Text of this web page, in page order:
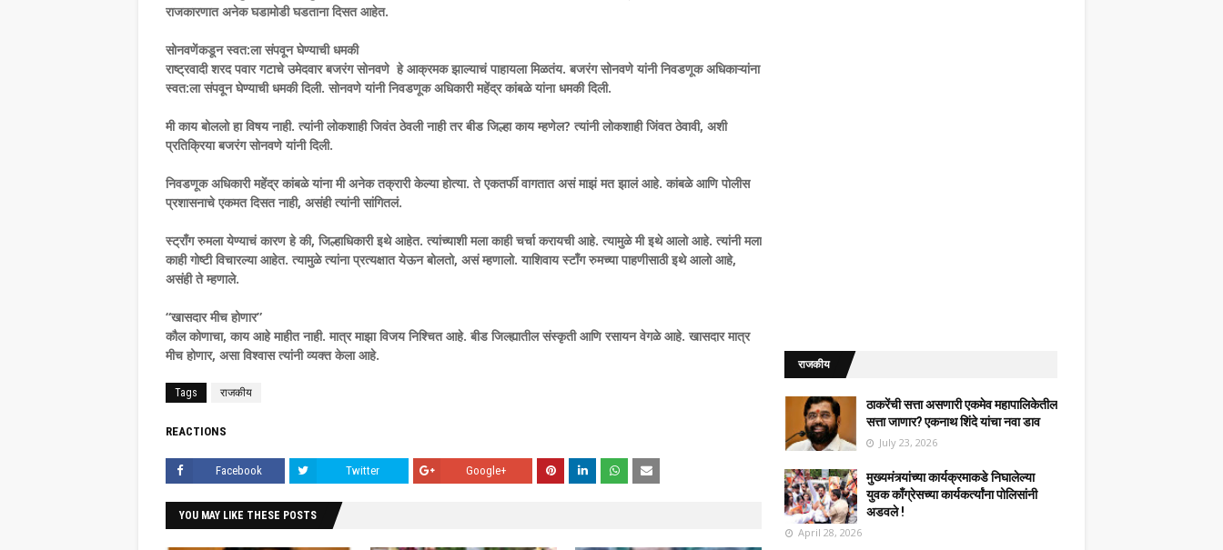
राजकारणात अनेक घडामोडी घडताना दिसत आहेत.
सोनवणेंकडून स्वत:ला संपवून घेण्याची धमकी
राष्ट्रवादी शरद पवार गटाचे उमेदवार बजरंग सोनवणे हे आक्रमक झाल्याचं पाहायला मिळतंय. बजरंग सोनवणे यांनी निवडणूक अधिकाऱ्यांना
स्वत:ला संपवून घेण्याची धमकी दिली. सोनवणे यांनी निवडणूक अधिकारी महेंद्र कांबळे यांना धमकी दिली.
मी काय बोललो हा विषय नाही. त्यांनी लोकशाही जिवंत ठेवली नाही तर बीड जिल्हा काय म्हणेल? त्यांनी लोकशाही जिंवत ठेवावी, अशी
प्रतिक्रिया बजरंग सोनवणे यांनी दिली.
निवडणूक अधिकारी महेंद्र कांबळे यांना मी अनेक तक्रारी केल्या होत्या. ते एकतर्फी वागतात असं माझं मत झालं आहे. कांबळे आणि पोलीस
प्रशासनाचे एकमत दिसत नाही, असंही त्यांनी सांगितलं.
स्ट्राँग रुमला येण्याचं कारण हे की, जिल्हाधिकारी इथे आहेत. त्यांच्याशी मला काही चर्चा करायची आहे. त्यामुळे मी इथे आलो आहे. त्यांनी मला
काही गोष्टी विचारल्या आहेत. त्यामुळे त्यांना प्रत्यक्षात येऊन बोलतो, असं म्हणालो. याशिवाय स्टाँग रुमच्या पाहणीसाठी इथे आलो आहे,
असंही ते म्हणाले.
“खासदार मीच होणार”
कौल कोणाचा, काय आहे माहीत नाही. मात्र माझा विजय निश्चित आहे. बीड जिल्ह्यातील संस्कृती आणि रसायन वेगळे आहे. खासदार मात्र
मीच होणार, असा विश्वास त्यांनी व्यक्त केला आहे.
Tags राजकीय
REACTIONS
Facebook Twitter Google+
YOU MAY LIKE THESE POSTS
राजकीय
ठाकरेंची सत्ता असणारी एकमेव महापालिकेतील
सत्ता जाणार? एकनाथ शिंदे यांचा नवा डाव
July 23, 2026
मुख्यमंत्र्यांच्या कार्यक्रमाकडे निघालेल्या
युवक काँग्रेसच्या कार्यकर्त्यांना पोलिसांनी
अडवले !
April 28, 2026